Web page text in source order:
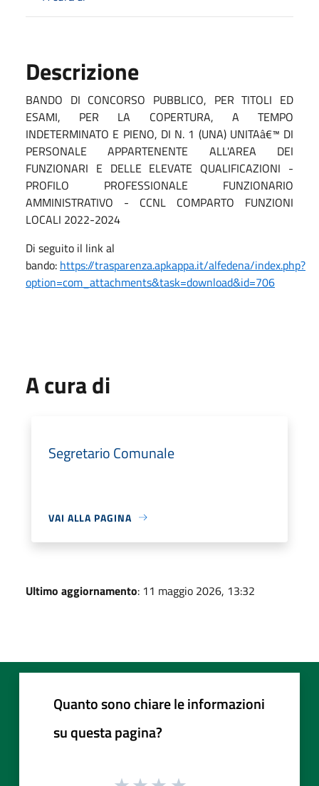
Descrizione
BANDO DI CONCORSO PUBBLICO, PER TITOLI ED
ESAMI, PER LA COPERTURA, A TEMPO
INDETERMINATO E PIENO, DI N. 1 (UNA) UNITAâ€™ DI
PERSONALE APPARTENENTE ALL'AREA DEI
FUNZIONARI E DELLE ELEVATE QUALIFICAZIONI -
PROFILO PROFESSIONALE FUNZIONARIO
AMMINISTRATIVO - CCNL COMPARTO FUNZIONI
LOCALI 2022-2024
Di seguito il link al
bando: https://trasparenza.apkappa.it/alfedena/index.php?
option=com_attachments&task=download&id=706
A cura di
Segretario Comunale
VAI ALLA PAGINA
Ultimo aggiornamento: 11 maggio 2026, 13:32
Quanto sono chiare le informazioni
su questa pagina?